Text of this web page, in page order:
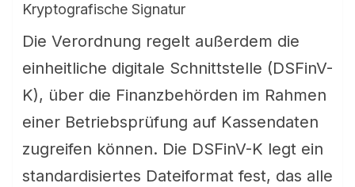
Kryptografische Signatur
Die Verordnung regelt außerdem die
einheitliche digitale Schnittstelle (DSFinV-
K), über die Finanzbehörden im Rahmen
einer Betriebsprüfung auf Kassendaten
zugreifen können. Die DSFinV-K legt ein
standardisiertes Dateiformat fest, das alle